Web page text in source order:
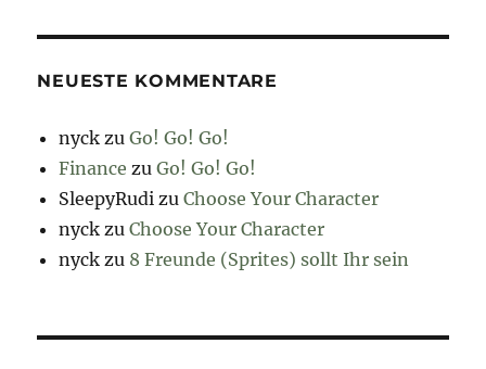
NEUESTE KOMMENTARE
nyck zuGo! Go! Go!
Finance zuGo! Go! Go!
SleepyRudi zuChoose Your Character
nyck zuChoose Your Character
nyck zu 8 Freunde (Sprites) sollt Ihr sein